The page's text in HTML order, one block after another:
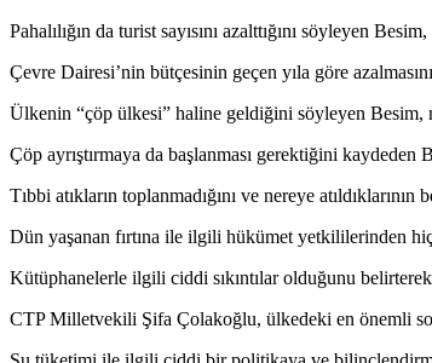
Pahalılığın da turist sayısını azalttığını söyleyen
Çevre Dairesi’nin bütçesinin geçen yıla göre
Ülkenin “çöp ülkesi” haline geldiğini söyleyen Besim,
Çöp ayrıştırmaya da başlanması gerektiğini
Tıbbi atıkların toplanmadığını ve nereye
Dün yaşanan fırtına ile ilgili hükümet yetkililerinden
Kütüphanelerle ilgili ciddi sıkıntılar olduğunu
CTP Milletvekili Şifa Çolakoğlu, ülkedeki en önemli